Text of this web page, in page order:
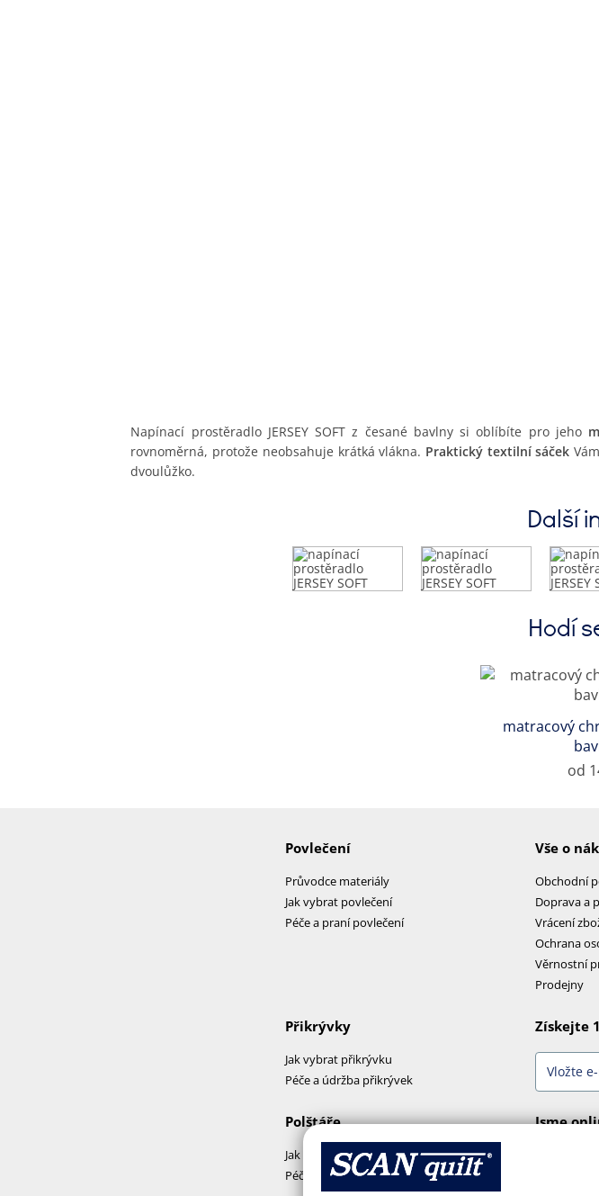
Napínací prostěradlo JERSEY SOFT z česané bavlny si oblíbíte pro jeho
rovnoměrná, protože neobsahuje krátká vlákna. Praktický textilní sáček
dvoulůžko.
Další
Hodí
matracový
od
Povlečení
Průvodce materiály
Jak vybrat povlečení
Péče a praní povlečení
Vše o
Obchodní
Doprava a
Vrácení
Ochrana
Věrnostní
Prodejny
Přikrývky
Jak vybrat přikrývku
Péče a údržba přikrývek
Polštáře
Jak vybrat polštář
Péče a praní polštářů
Získejte
Jsme